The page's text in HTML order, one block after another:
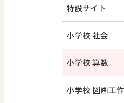
特設サイト
小学校 社会
小学校 算数
小学校 図画工作